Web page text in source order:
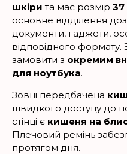
шкіри та має розмір 37
основне відділення
документи, гаджети,
відповідного
замовити з окремим
для ноутбука.
Зовні передбачена
швидкого доступу до
стінці є кишеня на
Плечовий ремінь
протягом дня.